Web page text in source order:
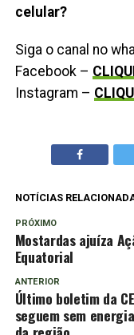
celular?
Siga o canal no
Facebook –
Instagram –
NOTÍCIAS
PRÓXIMO
Mostardas ajuíza
Equatorial
ANTERIOR
Último boletim da
seguem sem